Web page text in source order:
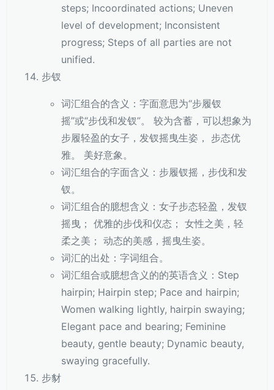
steps; Incoordinated actions; Uneven
level of development; Inconsistent
progress; Steps of all parties are not
unified.
步钗
词汇组合的含义：字面意思为“步履钗
摇”或“步伐和发钗”。 较为含蓄，可以想象为
步履轻盈的女子，发钗摇曳生姿， 步态优
雅。 美好意象。
词汇组合的字面含义：步履钗摇，步伐和发
钗。
词汇组合的臆想含义：女子步态轻盈，发钗
摇曳； 优雅的步伐和仪态； 女性之美，轻
柔之美； 动态的美感，摇曳生姿。
词汇的出处：字词组合。
词汇组合或臆想含义的的英语含义：Step
hairpin; Hairpin step; Pace and hairpin;
Women walking lightly, hairpin swaying;
Elegant pace and bearing; Feminine
beauty, gentle beauty; Dynamic beauty,
swaying gracefully.
步豺